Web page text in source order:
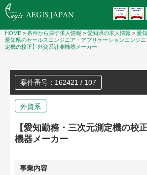
HOME > 条件から探す求人情報 > 愛知県の求人情報 > 愛
愛知県のセールスエンジニア・アプリケーションエンジニ
定機の校正】外資系計測機器メーカー
案件番号：162421 / 107
外資系
【愛知勤務・三次元測定機の校
機器メーカー
事業内容